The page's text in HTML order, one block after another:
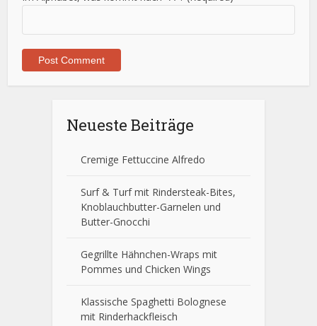
Neueste Beiträge
Cremige Fettuccine Alfredo
Surf & Turf mit Rindersteak-Bites,
Knoblauchbutter-Garnelen und
Butter-Gnocchi
Gegrillte Hähnchen-Wraps mit
Pommes und Chicken Wings
Klassische Spaghetti Bolognese
mit Rinderhackfleisch